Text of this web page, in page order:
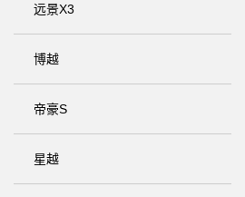
远景X3
博越
帝豪S
星越